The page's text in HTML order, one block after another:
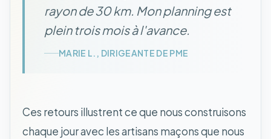
rayon de 30 km. Mon planning est
plein trois mois à l'avance.
MARIE L., DIRIGEANTE DE PME
Ces retours illustrent ce que nous construisons
chaque jour avec les artisans maçons que nous